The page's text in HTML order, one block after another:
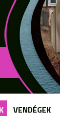
VENDÉGEK